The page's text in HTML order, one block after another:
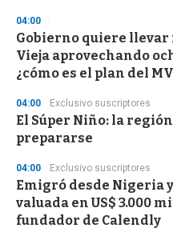
s
04:00
Gobierno quiere
Vieja aprovechando
¿cómo es el plan del
04:00 Exclusivo suscriptores
El Súper Niño: la
prepararse
04:00 Exclusivo suscriptores
Emigró desde Nigeria
valuada en US$ 3.000
fundador de Calendly